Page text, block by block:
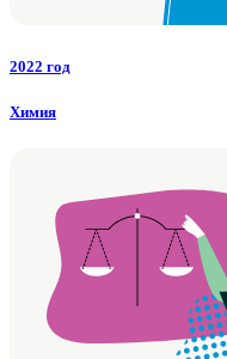
2022 год
Химия